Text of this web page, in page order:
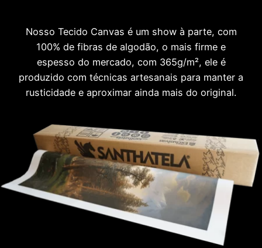
Nosso Tecido Canvas é um show à parte, com
100% de fibras de algodão, o mais firme e
espesso do mercado, com 365g/m², ele é
produzido com técnicas artesanais para manter a
rusticidade e aproximar ainda mais do original.